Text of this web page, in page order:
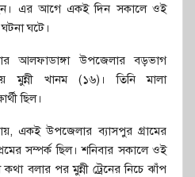
এর আগে একই দিন সকালে ওই
ঘটে।
আলফাডাঙ্গা উপজেলার বড়ভাগ
মুন্নী খানম (১৬)। তিনি মালা
ছিল।
একই উপজেলার ব্যাসপুর গ্রামের
সম্পর্ক ছিল। শনিবার সকালে ওই
কথা বলার পর মুন্নী ট্রেনের নিচে ঝাঁপ